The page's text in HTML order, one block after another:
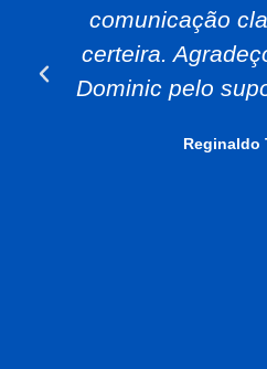
comunicação
certeira.
Dominic pelo
Reginaldo